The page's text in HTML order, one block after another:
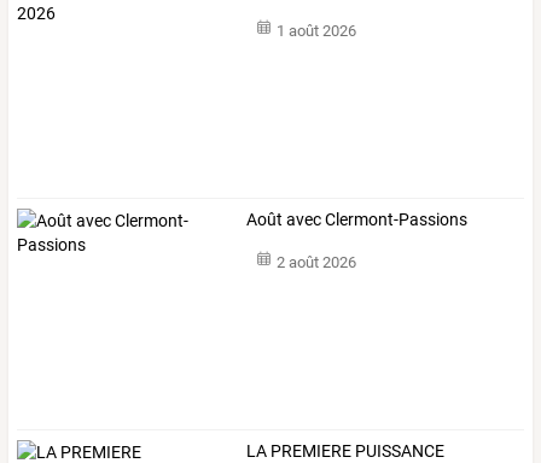
1 août 2026
Août avec Clermont-Passions
2 août 2026
LA PREMIERE PUISSANCE